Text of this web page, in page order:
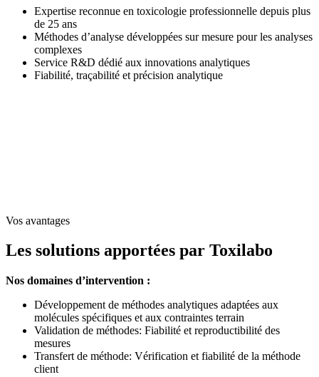
Expertise reconnue en toxicologie professionnelle depuis plus
de 25 ans
Méthodes d’analyse développées sur mesure pour les analyses
complexes
Service R&D dédié aux innovations analytiques
Fiabilité, traçabilité et précision analytique
Vos avantages
Les solutions apportées par Toxilabo
Nos domaines d’intervention :
Développement de méthodes analytiques adaptées aux
molécules spécifiques et aux contraintes terrain
Validation de méthodes: Fiabilité et reproductibilité des
mesures
Transfert de méthode: Vérification et fiabilité de la méthode
client